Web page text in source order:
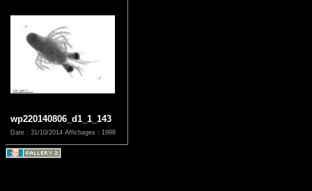
wp220140806_d1_1_143
Date : 31/10/2014 Affichages : 1998